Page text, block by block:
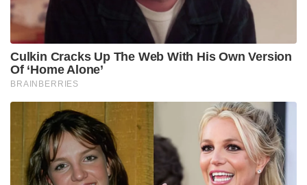
Culkin Cracks Up The Web With His Own Version
Of ‘Home Alone’
BRAINBERRIES